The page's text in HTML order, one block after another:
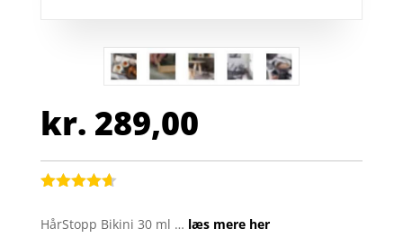
kr. 289,00
som
ud af 5
HårStopp Bikini 30 ml … læs mere her